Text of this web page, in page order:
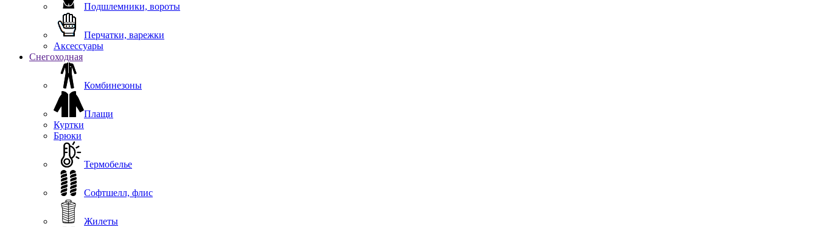
Подшлемники, вороты
Перчатки, варежки
Аксессуары
Снегоходная
Комбинезоны
Плащи
Куртки
Брюки
Термобелье
Софтшелл, флис
Жилеты